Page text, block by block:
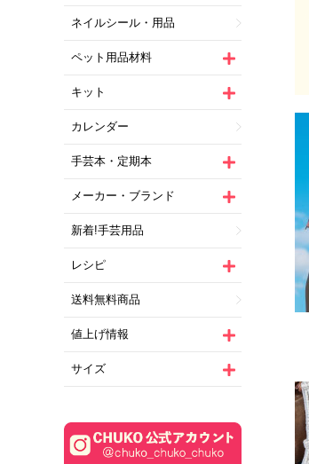
ネイルシール・用品
ペット用品材料
キット
カレンダー
手芸本・定期本
メーカー・ブランド
新着!手芸用品
レシピ
送料無料商品
値上げ情報
サイズ